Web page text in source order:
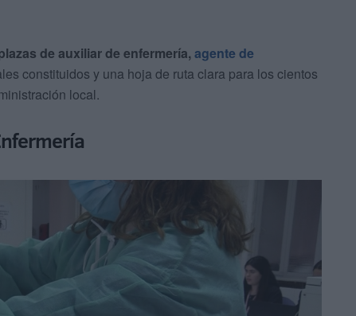
de auxiliar de enfermería, agente de
constituidos y una hoja de ruta clara para los cientos
local.